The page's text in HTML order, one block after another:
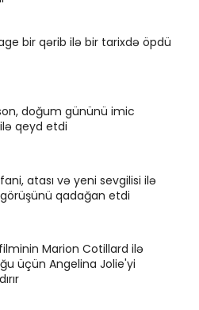
bir qərib ilə bir tarixdə öpdü
doğum gününü imic
qeyd etdi
atası və yeni sevgilisi ilə
görüşünü qadağan etdi
Marion Cotillard ilə
üçün Angelina Jolie'yi